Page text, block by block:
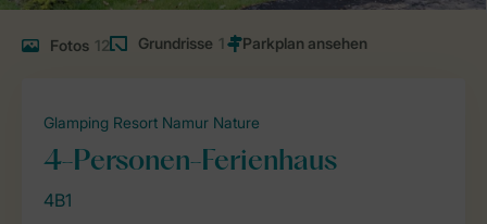
Fotos 12 Grundrisse 1
Glamping Resort Namur Nature
4-Personen-Ferienhaus
4B1